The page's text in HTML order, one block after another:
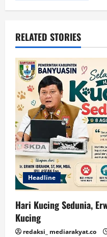
RELATED STORIES
Headline
Hari Kucing Sedunia,
Kucing
redaksi_ mediarakyat.co